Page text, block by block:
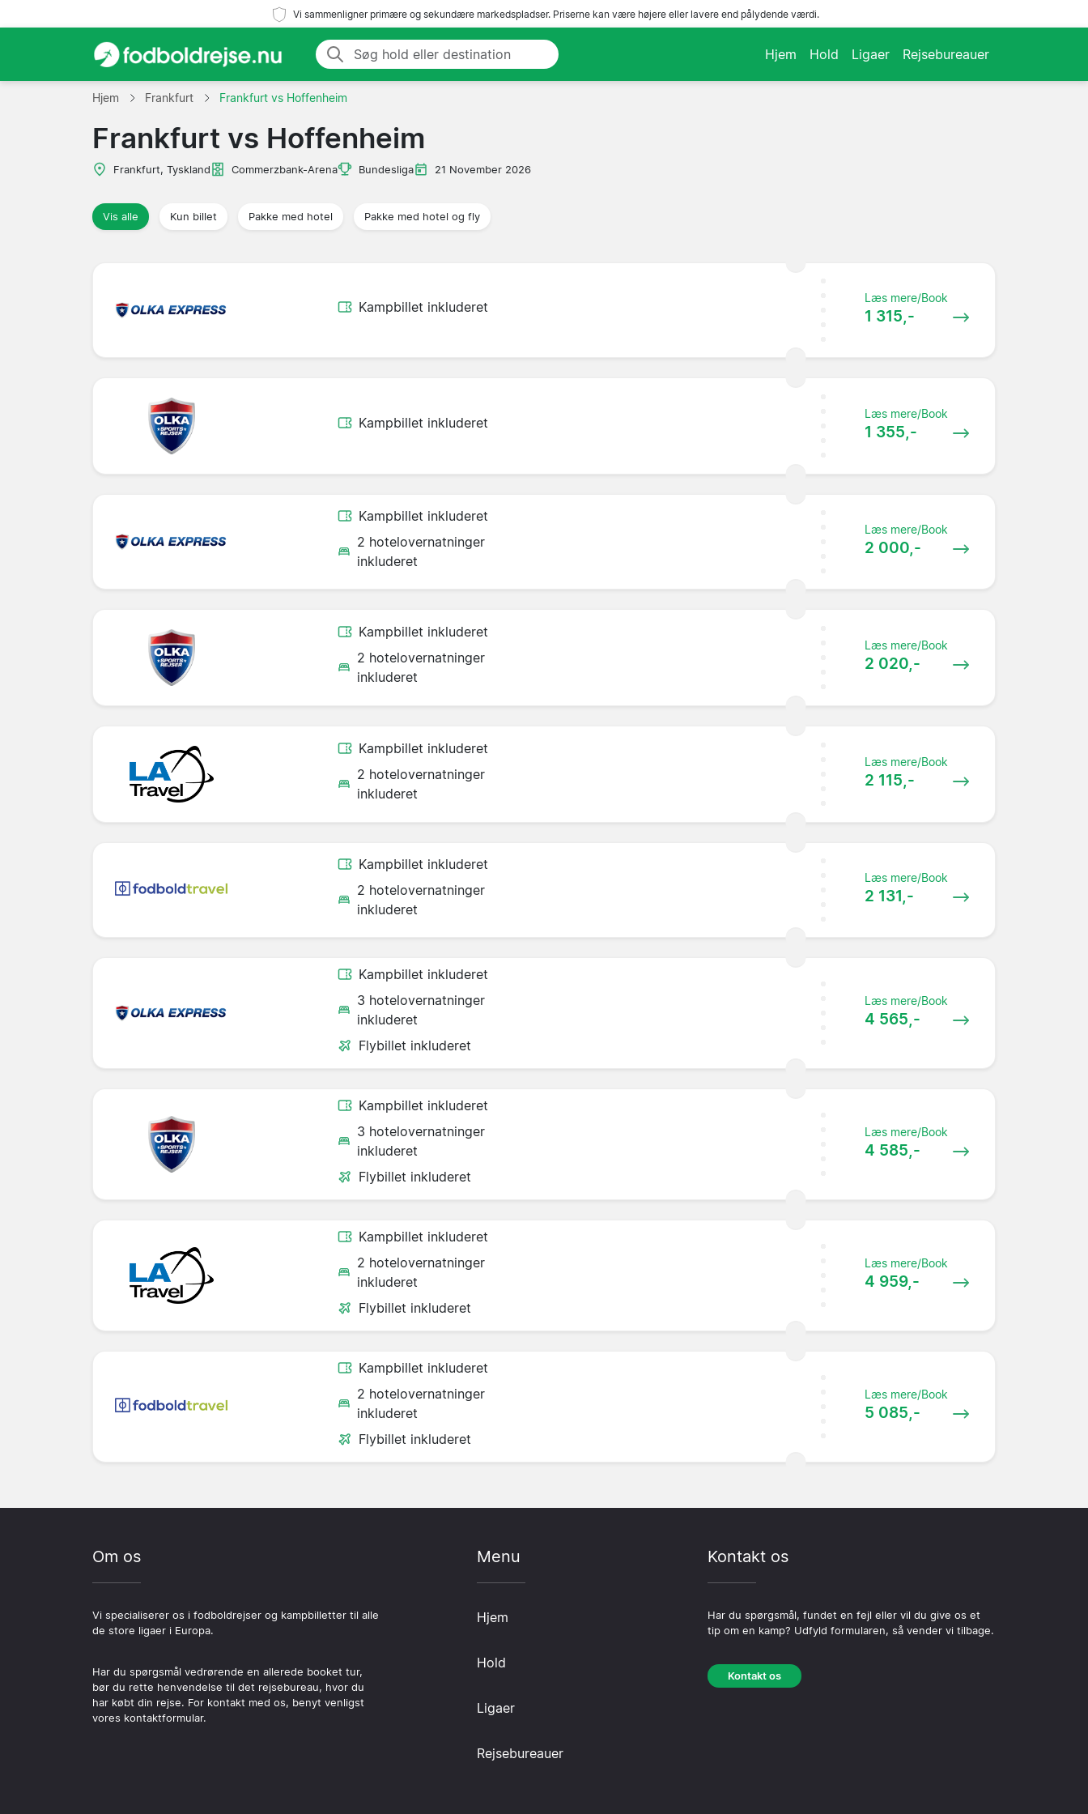
Vi sammenligner primære og sekundære markedspladser. Priserne kan være højere eller lavere end pålydende værdi.
Hjem Hold Ligaer Rejsebureauer
Hjem Frankfurt Frankfurt vs Hoffenheim
Frankfurt vs Hoffenheim
Frankfurt, Tyskland Commerzbank-Arena Bundesliga 21 November 2026
Vis alle Kun billet Pakke med hotel Pakke med hotel og fly
Kampbillet inkluderet
Læs mere/Book
1 315,-
Kampbillet inkluderet
Læs mere/Book
1 355,-
Kampbillet inkluderet
2 hotelovernatninger
inkluderet
Læs mere/Book
2 000,-
Kampbillet inkluderet
2 hotelovernatninger
inkluderet
Læs mere/Book
2 020,-
Kampbillet inkluderet
2 hotelovernatninger
inkluderet
Læs mere/Book
2 115,-
Kampbillet inkluderet
2 hotelovernatninger
inkluderet
Læs mere/Book
2 131,-
Kampbillet inkluderet
3 hotelovernatninger
inkluderet
Flybillet inkluderet
Læs mere/Book
4 565,-
Kampbillet inkluderet
3 hotelovernatninger
inkluderet
Flybillet inkluderet
Læs mere/Book
4 585,-
Kampbillet inkluderet
2 hotelovernatninger
inkluderet
Flybillet inkluderet
Læs mere/Book
4 959,-
Kampbillet inkluderet
2 hotelovernatninger
inkluderet
Flybillet inkluderet
Læs mere/Book
5 085,-
Om os
Vi specialiserer os i fodboldrejser og kampbilletter til alle
de store ligaer i Europa.
Har du spørgsmål vedrørende en allerede booket tur,
bør du rette henvendelse til det rejsebureau, hvor du
har købt din rejse. For kontakt med os, benyt venligst
vores kontaktformular.
Menu
Hjem
Hold
Ligaer
Rejsebureauer
Kontakt os
Har du spørgsmål, fundet en fejl eller vil du give os et
tip om en kamp? Udfyld formularen, så vender vi tilbage.
Kontakt os